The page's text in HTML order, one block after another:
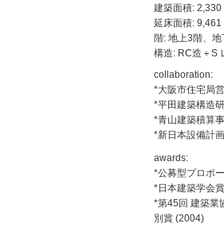
建築面積: 2,330
延床面積: 9,461
階: 地上3階、
構造: RC造＋S
collaboration:
*大阪市住宅局
*平田建築構造
*青山建築積算
*新日本設備計画
awards:
*公募型プロポ
*日本建築学会
*第45回 建築業
別賞 (2004)